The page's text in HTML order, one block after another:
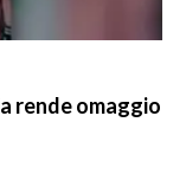
rende omaggio